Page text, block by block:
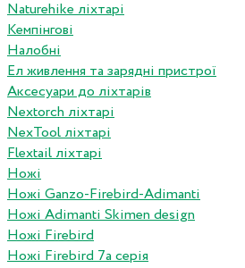
Naturehike ліхтарі
Кемпінгові
Налобні
Ел живлення та зарядні пристрої
Аксесуари до ліхтарів
Nextorch ліхтарі
NexTool ліхтарі
Flextail ліхтарі
Ножі
Ножі Ganzo-Firebird-Adimanti
Ножі Adimanti Skimen design
Ножі Firebird
Ножі Firebird 7а серія